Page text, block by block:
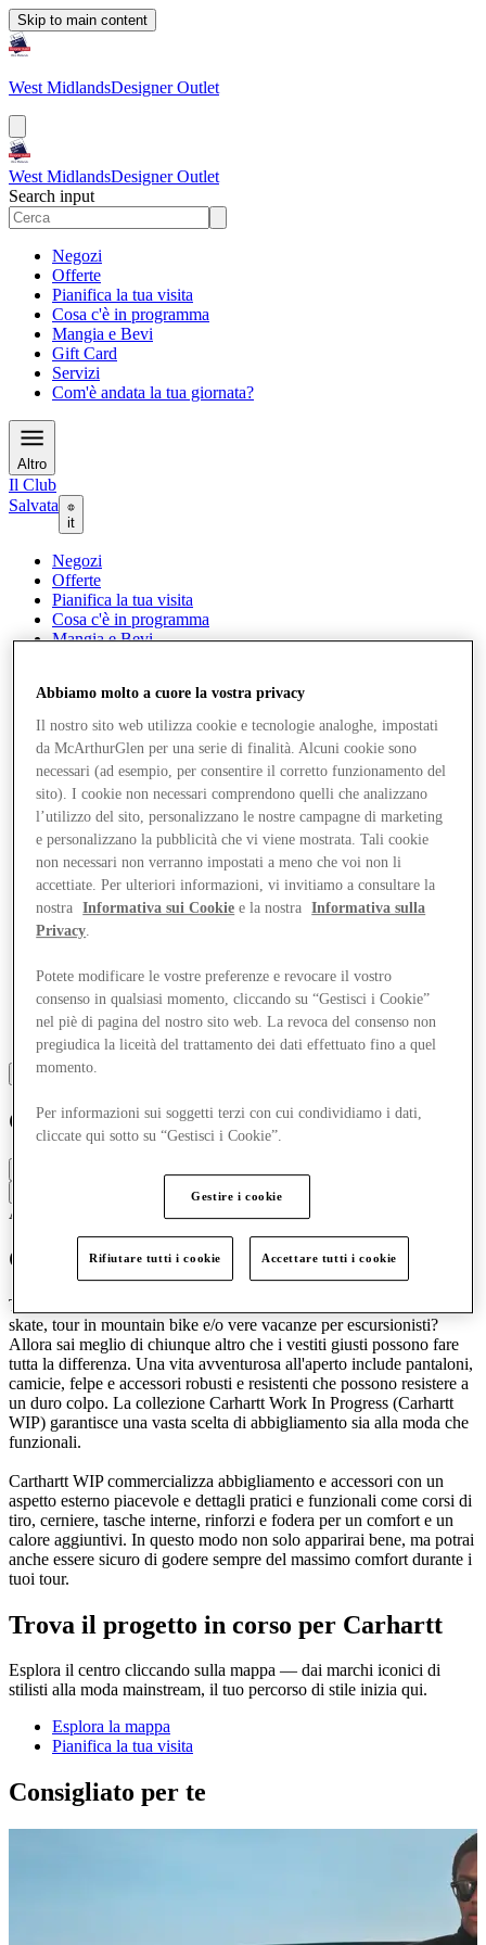
Skip to main content
West MidlandsDesigner Outlet
West MidlandsDesigner Outlet
Search input
Negozi
Offerte
Pianifica la tua visita
Cosa c'è in programma
Mangia e Bevi
Gift Card
Servizi
Com'è andata la tua giornata?
Altro
Il Club
Salvata
it
Negozi
Offerte
Pianifica la tua visita
Cosa c'è in programma
Mangia e Bevi
Com'è andata la tua giornata?
Altro
Carhartt WIP
Accessori e borse Abbigliamento
Carhartt - Lavoro in corso
Ti piace una vita attiva piena di camminate vivaci, lunghi tour in
skate, tour in mountain bike e/o vere vacanze per escursionisti?
Allora sai meglio di chiunque altro che i vestiti giusti possono fare
tutta la differenza. Una vita avventurosa all'aperto include pantaloni,
camicie, felpe e accessori robusti e resistenti che possono resistere a
un duro colpo. La collezione Carhartt Work In Progress (Carhartt
WIP) garantisce una vasta scelta di abbigliamento sia alla moda che
funzionali.
Carthartt WIP commercializza abbigliamento e accessori con un
aspetto esterno piacevole e dettagli pratici e funzionali come corsi di
tiro, cerniere, tasche interne, rinforzi e fodera per un comfort e un
calore aggiuntivi. In questo modo non solo apparirai bene, ma potrai
anche essere sicuro di godere sempre del massimo comfort durante i
tuoi tour.
Trova il progetto in corso per Carhartt
Esplora il centro cliccando sulla mappa — dai marchi iconici di
stilisti alla moda mainstream, il tuo percorso di stile inizia qui.
Esplora la mappa
Pianifica la tua visita
Consigliato per te
Abbiamo molto a cuore la vostra privacy
Il nostro sito web utilizza cookie e tecnologie analoghe, impostati
da McArthurGlen per una serie di finalità. Alcuni cookie sono
necessari (ad esempio, per consentire il corretto funzionamento del
sito). I cookie non necessari comprendono quelli che analizzano
l’utilizzo del sito, personalizzano le nostre campagne di marketing
e personalizzano la pubblicità che vi viene mostrata. Tali cookie
non necessari non verranno impostati a meno che voi non li
accettiate. Per ulteriori informazioni, vi invitiamo a consultare la
nostra
Informativa sui Cookie e la nostra
Informativa sulla
Privacy
Potete modificare le vostre preferenze e revocare il vostro
consenso in qualsiasi momento, cliccando su “Gestisci i Cookie”
nel piè di pagina del nostro sito web. La revoca del consenso non
pregiudica la liceità del trattamento dei dati effettuato fino a quel
momento.
Per informazioni sui soggetti terzi con cui condividiamo i dati,
cliccate qui sotto su “Gestisci i Cookie”.
Gestire i cookie
Rifiutare tutti i cookie Accettare tutti i cookie